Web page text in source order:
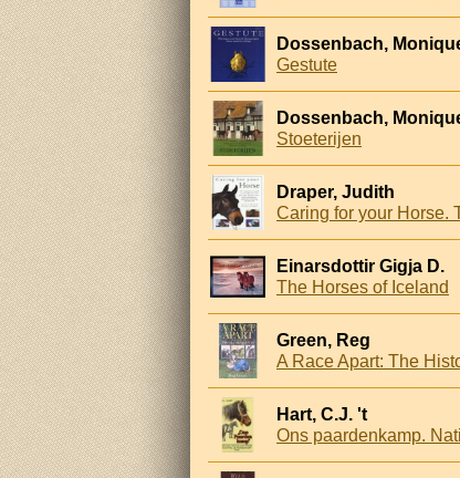
Dossenbach,
Gestute
Dossenbach,
Stoeterijen
Draper, Judith
Einarsdottir Gigja D.
The Horses of Iceland
Green, Reg
A Race Apart: The
Hart, C.J. 't
Ons paardenkamp.